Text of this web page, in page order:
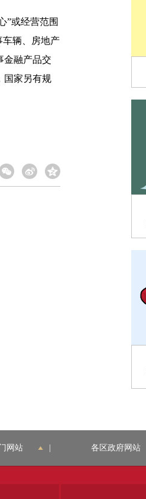
”或经营范围
车辆、房地产
金融产品交
国家另有规
网站 各区政府网站